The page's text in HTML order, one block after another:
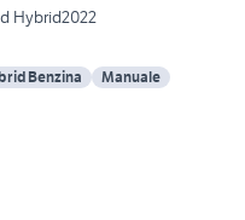
Hybrid2022
Benzina
Manuale